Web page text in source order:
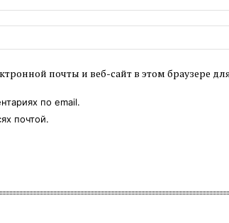
почты и веб-сайт в этом браузере
по email.
почтой.